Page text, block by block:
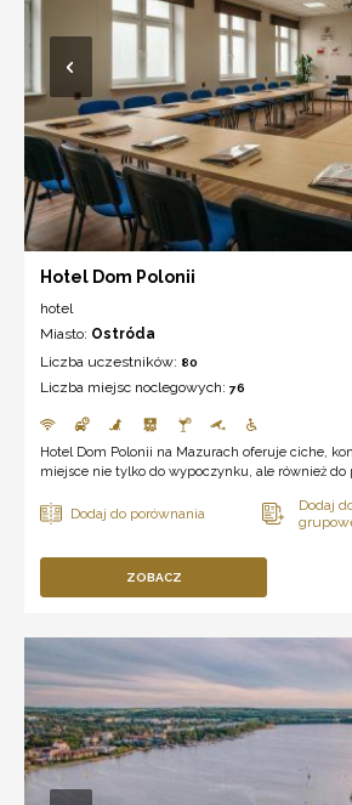
Hotel Dom Polonii
hotel
Miasto: Ostróda
Liczba uczestników: 80
Liczba miejsc noclegowych: 76
Hotel Dom Polonii na Mazurach oferuje ciche,
miejsce nie tylko do wypoczynku, ale również do
ZOBACZ